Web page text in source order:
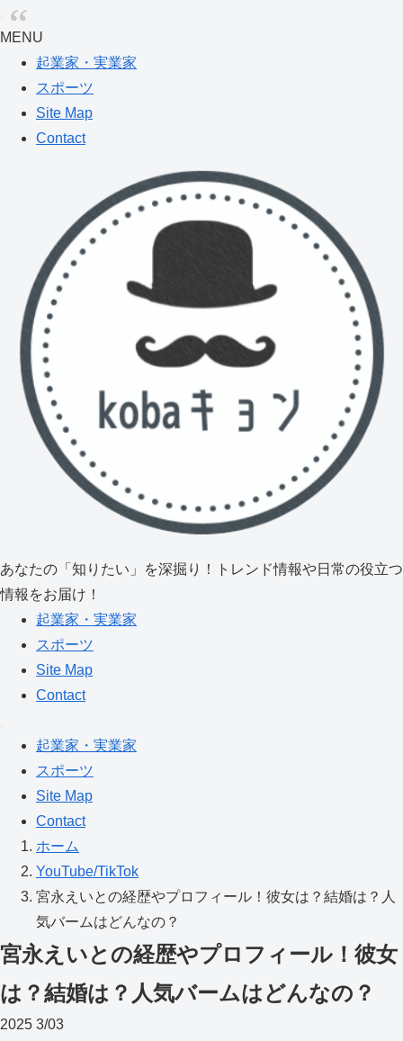
MENU
起業家・実業家
スポーツ
Site Map
Contact
あなたの「知りたい」を深掘り！トレンド情報や日常の役立つ
情報をお届け！
起業家・実業家
スポーツ
Site Map
Contact
起業家・実業家
スポーツ
Site Map
Contact
ホーム
YouTube/TikTok
宮永えいとの経歴やプロフィール！彼女は？結婚は？人
気バームはどんなの？
宮永えいとの経歴やプロフィール！彼女
は？結婚は？人気バームはどんなの？
2025 3/03